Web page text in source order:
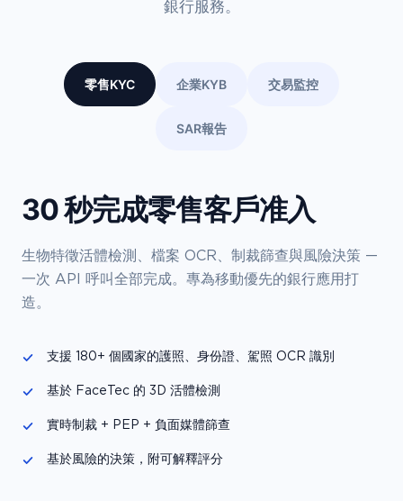
銀行服務。
零售KYC 企業KYB 交易監控
SAR報告
30 秒完成零售客戶准入
生物特徵活體檢測、檔案 OCR、制裁篩查與風險決策 —
一次 API 呼叫全部完成。專為移動優先的銀行應用打
造。
支援 180+ 個國家的護照、身份證、駕照 OCR 識別
基於 FaceTec 的 3D 活體檢測
實時制裁 + PEP + 負面媒體篩查
基於風險的決策，附可解釋評分